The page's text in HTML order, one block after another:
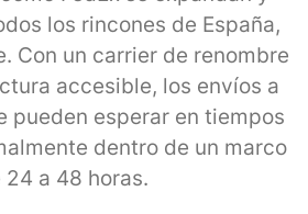
los rincones de España,
Con un carrier de renombre
accesible, los envíos a
pueden esperar en tiempos
dentro de un marco
24 a 48 horas.